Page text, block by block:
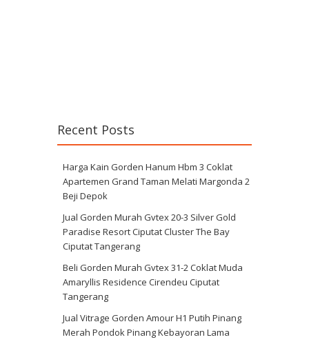
Recent Posts
Harga Kain Gorden Hanum Hbm 3 Coklat
Apartemen Grand Taman Melati Margonda 2
Beji Depok
Jual Gorden Murah Gvtex 20-3 Silver Gold
Paradise Resort Ciputat Cluster The Bay
Ciputat Tangerang
Beli Gorden Murah Gvtex 31-2 Coklat Muda
Amaryllis Residence Cirendeu Ciputat
Tangerang
Jual Vitrage Gorden Amour H1 Putih Pinang
Merah Pondok Pinang Kebayoran Lama